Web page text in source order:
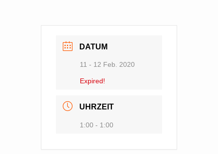
DATUM
11 - 12 Feb. 2020
Expired!
UHRZEIT
1:00 - 1:00